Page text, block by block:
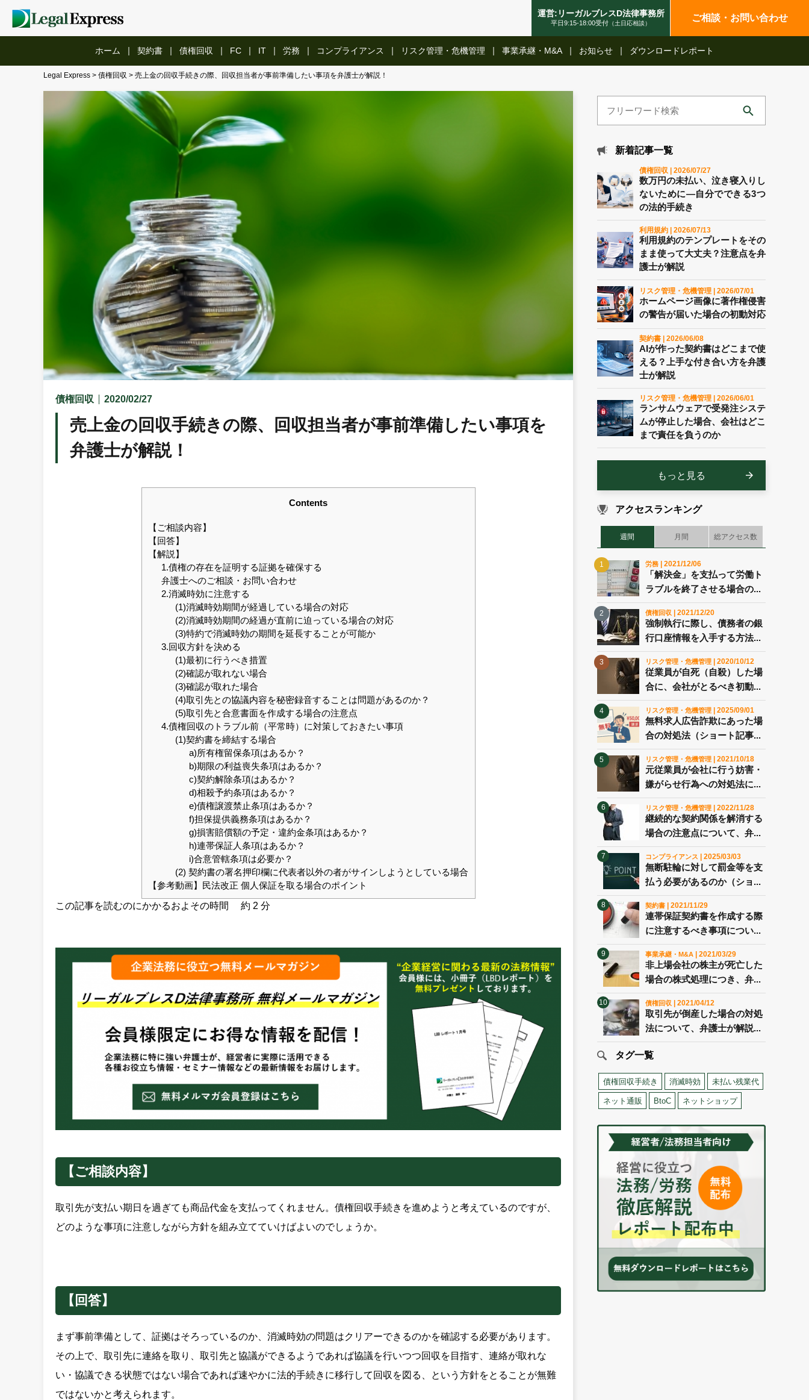
運営:リーガルブレスD法律事務所
平日9:15-18:00受付 （土日応相談） ご相談・お問い合わせ
ホーム 契約書 債権回収 FC IT 労務 コンプライアンス リスク管理・危機管理 事業承継・M&A お知らせ ダウンロードレポート
Legal Express > 債権回収 > 売上金の回収手続きの際、回収担当者が事前準備したい事項を弁護士が解説！
債権回収 2020/02/27
売上金の回収手続きの際、回収担当者が事前準備したい事項を
弁護士が解説！
Contents
【ご相談内容】
【回答】
【解説】
1.債権の存在を証明する証拠を確保する
弁護士へのご相談・お問い合わせ
2.消滅時効に注意する
(1)消滅時効期間が経過している場合の対応
(2)消滅時効期間の経過が直前に迫っている場合の対応
(3)特約で消滅時効の期間を延長することが可能か
3.回収方針を決める
(1)最初に行うべき措置
(2)確認が取れない場合
(3)確認が取れた場合
(4)取引先との協議内容を秘密録音することは問題があるのか？
(5)取引先と合意書面を作成する場合の注意点
4.債権回収のトラブル前（平常時）に対策しておきたい事項
(1)契約書を締結する場合
a)所有権留保条項はあるか？
b)期限の利益喪失条項はあるか？
c)契約解除条項はあるか？
d)相殺予約条項はあるか？
e)債権譲渡禁止条項はあるか？
f)担保提供義務条項はあるか？
g)損害賠償額の予定・違約金条項はあるか？
h)連帯保証人条項はあるか？
i)合意管轄条項は必要か？
(2) 契約書の署名押印欄に代表者以外の者がサインしようとしている場合
【参考動画】民法改正 個人保証を取る場合のポイント
この記事を読むのにかかるおよその時間 約 2 分
【ご相談内容】
取引先が支払い期日を過ぎても商品代金を支払ってくれません。債権回収手続きを進めようと考えているのですが、
どのような事項に注意しながら方針を組み立てていけばよいのでしょうか。
【回答】
まず事前準備として、証拠はそろっているのか、消滅時効の問題はクリアーできるのかを確認する必要があります。
その上で、取引先に連絡を取り、取引先と協議ができるようであれば協議を行いつつ回収を目指す、連絡が取れな
い・協議できる状態ではない場合であれば速やかに法的手続きに移行して回収を図る、という方針をとることが無難
ではないかと考えられます。
新着記事一覧
債権回収 | 2026/07/27
数万円の未払い、泣き寝入りし
ないために―自分でできる3つ
の法的手続き
利用規約 | 2026/07/13
利用規約のテンプレートをその
まま使って大丈夫？注意点を弁
護士が解説
リスク管理・危機管理 | 2026/07/01
ホームページ画像に著作権侵害
の警告が届いた場合の初動対応
契約書 | 2026/06/08
AIが作った契約書はどこまで使
える？上手な付き合い方を弁護
士が解説
リスク管理・危機管理 | 2026/06/01
ランサムウェアで受発注システ
ムが停止した場合、会社はどこ
まで責任を負うのか
もっと見る
アクセスランキング
週間 月間 総アクセス数
労務 | 2021/12/06
「解決金」を支払って労働ト
ラブルを終了させる場合の...
債権回収 | 2021/12/20
強制執行に際し、債務者の銀
行口座情報を入手する方法...
リスク管理・危機管理 | 2020/10/12
従業員が自死（自殺）した場
合に、会社がとるべき初動...
リスク管理・危機管理 | 2025/09/01
無料求人広告詐欺にあった場
合の対処法（ショート記事...
リスク管理・危機管理 | 2021/10/18
元従業員が会社に行う妨害・
嫌がらせ行為への対処法に...
リスク管理・危機管理 | 2022/11/28
継続的な契約関係を解消する
場合の注意点について、弁...
コンプライアンス | 2025/03/03
無断駐輪に対して罰金等を支
払う必要があるのか（ショ...
契約書 | 2021/11/29
連帯保証契約書を作成する際
に注意するべき事項につい...
事業承継・M&A | 2021/03/29
非上場会社の株主が死亡した
場合の株式処理につき、弁...
債権回収 | 2021/04/12
取引先が倒産した場合の対処
法について、弁護士が解説...
タグ一覧
債権回収手続き 消滅時効 未払い残業代
ネット通販 BtoC ネットショップ